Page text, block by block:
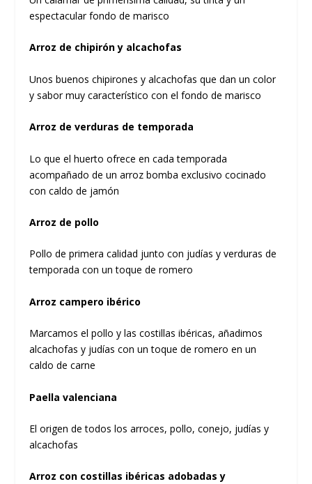
espectacular fondo de marisco
Arroz de chipirón y alcachofas
Unos buenos chipirones y alcachofas que dan un color
y sabor muy característico con el fondo de marisco
Arroz de verduras de temporada
Lo que el huerto ofrece en cada temporada
acompañado de un arroz bomba exclusivo cocinado
con caldo de jamón
Arroz de pollo
Pollo de primera calidad junto con judías y verduras de
temporada con un toque de romero
Arroz campero ibérico
Marcamos el pollo y las costillas ibéricas, añadimos
alcachofas y judías con un toque de romero en un
caldo de carne
Paella valenciana
El origen de todos los arroces, pollo, conejo, judías y
alcachofas
Arroz con costillas ibéricas adobadas y